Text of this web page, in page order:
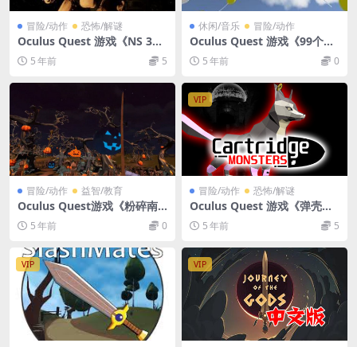
冒险/动作 恐怖/解谜
Oculus Quest 游戏《NS 378
0计划VR》NS 3780 VR 游戏
下载5 年前 5
休闲/音乐 冒险/动作
Oculus Quest 游戏《99个气
球VR》99 Balloons VR游戏
下载5 年前 0
冒险/动作 益智/教育
Oculus Quest游戏《粉碎南
瓜VR》smash calabaza VR
5 年前 0
VIP
冒险/动作 恐怖/解谜
Oculus Quest 游戏《弹壳怪
物VR》Cartridge Monsters
VR游戏下载
5 年前 5
VIP VIP